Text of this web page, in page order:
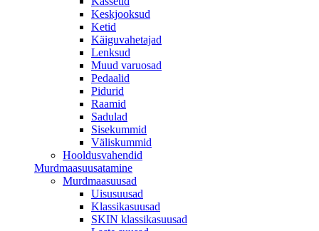
Keskjooksud
Ketid
Käiguvahetajad
Lenksud
Muud varuosad
Pedaalid
Pidurid
Raamid
Sadulad
Sisekummid
Väliskummid
Hooldusvahendid
Murdmaasuusatamine
Murdmaasuusad
Uisusuusad
Klassikasuusad
SKIN klassikasuusad